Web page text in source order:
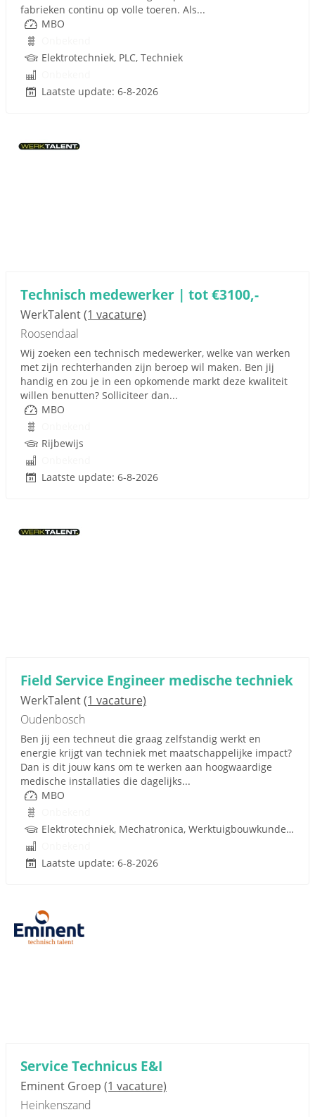
fabrieken continu op volle toeren. Als...
MBO
Elektrotechniek, PLC, Techniek
Laatste update: 6-8-2026
Technisch medewerker | tot €3100,-
WerkTalent(1 vacature)
Roosendaal
Wij zoeken een technisch medewerker, welke van werken
met zijn rechterhanden zijn beroep wil maken. Ben jij
handig en zou je in een opkomende markt deze kwaliteit
willen benutten? Solliciteer dan...
MBO
Rijbewijs
Laatste update: 6-8-2026
Field Service Engineer medische techniek
WerkTalent(1 vacature)
Oudenbosch
Ben jij een techneut die graag zelfstandig werkt en
energie krijgt van techniek met maatschappelijke impact?
Dan is dit jouw kans om te werken aan hoogwaardige
medische installaties die dagelijks...
MBO
Elektrotechniek, Mechatronica, Werktuigbouwkunde, Medische Techniek, Techniek, Rijbewijs
Laatste update: 6-8-2026
Service Technicus E&I
Eminent Groep (1 vacature)
Heinkenszand